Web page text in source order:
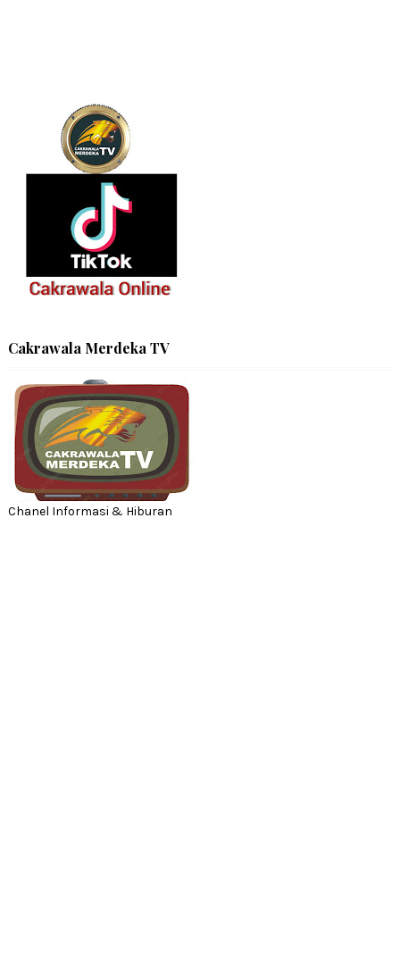
Cakrawala Merdeka TV
Chanel Informasi & Hiburan